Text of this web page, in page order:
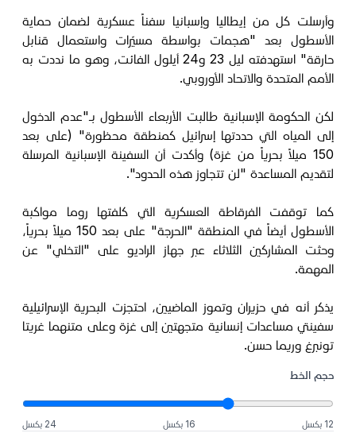
وأرسلت كل من إيطاليا وإسبانيا سفناً عسكرية لضمان حماية
الأسطول بعد "هجمات بواسطة مسيّرات واستعمال قنابل
حارقة" استهدفته ليل 23 و24 أيلول الفائت، وهو ما نددت به
الأمم المتحدة والاتحاد الأوروبي.
لكن الحكومة الإسبانية طالبت الأربعاء الأسطول بـ"عدم الدخول
إلى المياه التي حددتها إسرائيل كمنطقة محظورة" (على بعد
150 ميلاً بحرياً من غزة) وأكدت أن السفينة الإسبانية المرسلة
لتقديم المساعدة "لن تتجاوز هذه الحدود".
كما توقفت الفرقاطة العسكرية التي كلفتها روما مواكبة
الأسطول أيضاً في المنطقة "الحرجة" على بعد 150 ميلاً بحرياً،
وحثت المشاركين الثلاثاء عبر جهاز الراديو على "التخلي" عن
المهمة.
يذكر أنه في حزيران وتموز الماضيين، احتجزت البحرية الإسرائيلية
سفينتي مساعدات إنسانية متجهتين إلى غزة وعلى متنهما غريتا
تونبرغ وريما حسن.
حجم الخط
12 بكسل 16 بكسل 24 بكسل